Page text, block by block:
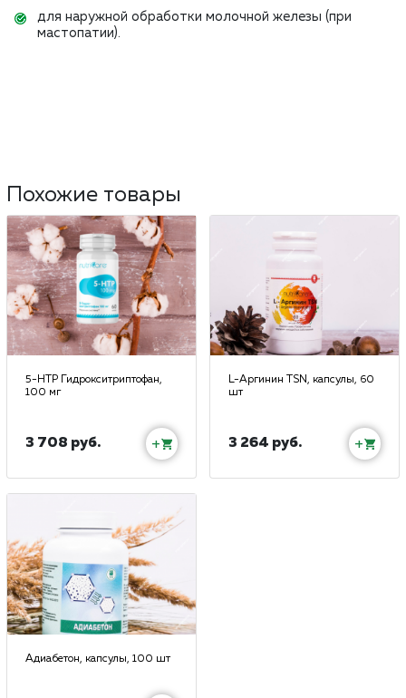
для наружной обработки молочной железы (при
мастопатии).
Похожие товары
5-HTP Гидрокситриптофан,
100 мг
3 708 руб. +
L-Аргинин TSN, капсулы, 60
шт
3 264 руб. +
Адиабетон, капсулы, 100 шт